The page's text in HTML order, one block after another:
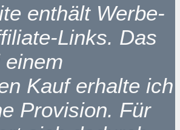
enthält Werbe-
Links. Das
Kauf erhalte ich
Provision. Für